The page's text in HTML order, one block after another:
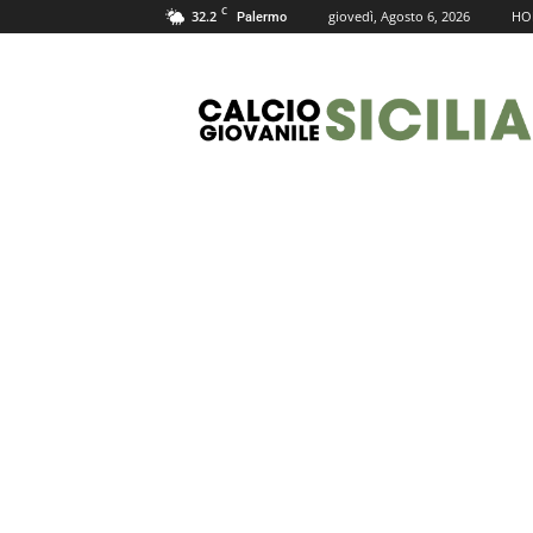
32.2 C Palermo giovedì, Agosto 6, 2026
Giovanile
Sicilia